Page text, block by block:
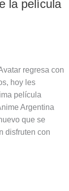
la película
regresa con
hoy les
película
Argentina
que se
disfruten con